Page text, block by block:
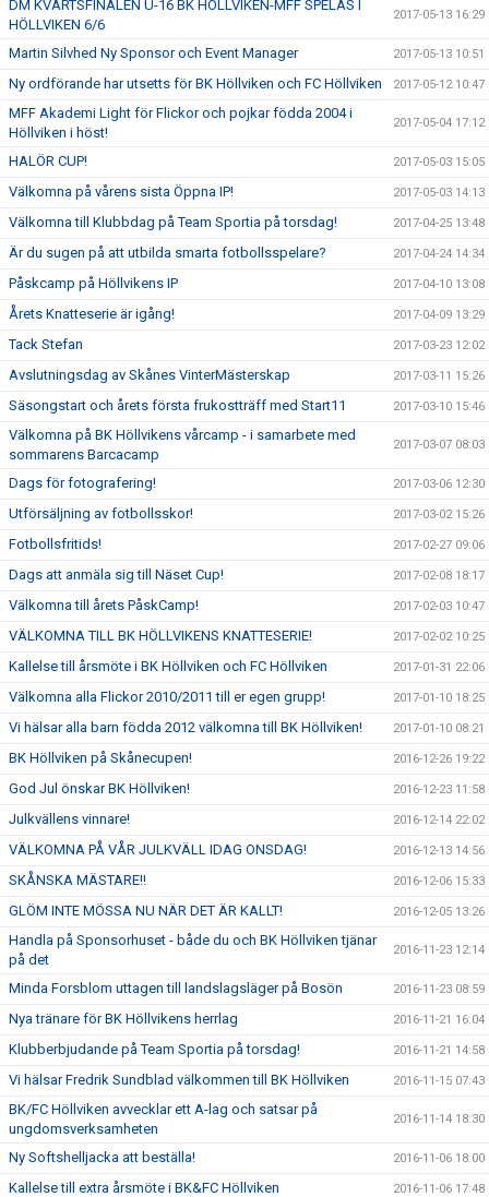
DM KVARTSFINALEN U-16 BK HÖLLVIKEN-MFF SPELAS I
HÖLLVIKEN 6/6
2017-05-13 16:29
Martin Silvhed Ny Sponsor och Event Manager 2017-05-13 10:51
Ny ordförande har utsetts för BK Höllviken och FC Höllviken 2017-05-12 10:47
MFF Akademi Light för Flickor och pojkar födda 2004 i
Höllviken i höst!
2017-05-04 17:12
HALÖR CUP! 2017-05-03 15:05
Välkomna på vårens sista Öppna IP! 2017-05-03 14:13
Välkomna till Klubbdag på Team Sportia på torsdag! 2017-04-25 13:48
Är du sugen på att utbilda smarta fotbollsspelare? 2017-04-24 14:34
Påskcamp på Höllvikens IP 2017-04-10 13:08
Årets Knatteserie är igång! 2017-04-09 13:29
Tack Stefan 2017-03-23 12:02
Avslutningsdag av Skånes VinterMästerskap 2017-03-11 15:26
Säsongstart och årets första frukostträff med Start11 2017-03-10 15:46
Välkomna på BK Höllvikens vårcamp - i samarbete med
sommarens Barcacamp
2017-03-07 08:03
Dags för fotografering! 2017-03-06 12:30
Utförsäljning av fotbollsskor! 2017-03-02 15:26
Fotbollsfritids! 2017-02-27 09:06
Dags att anmäla sig till Näset Cup! 2017-02-08 18:17
Välkomna till årets PåskCamp! 2017-02-03 10:47
VÄLKOMNA TILL BK HÖLLVIKENS KNATTESERIE! 2017-02-02 10:25
Kallelse till årsmöte i BK Höllviken och FC Höllviken 2017-01-31 22:06
Välkomna alla Flickor 2010/2011 till er egen grupp! 2017-01-10 18:25
Vi hälsar alla barn födda 2012 välkomna till BK Höllviken! 2017-01-10 08:21
BK Höllviken på Skånecupen! 2016-12-26 19:22
God Jul önskar BK Höllviken! 2016-12-23 11:58
Julkvällens vinnare! 2016-12-14 22:02
VÄLKOMNA PÅ VÅR JULKVÄLL IDAG ONSDAG! 2016-12-13 14:56
SKÅNSKA MÄSTARE!! 2016-12-06 15:33
GLÖM INTE MÖSSA NU NÄR DET ÄR KALLT! 2016-12-05 13:26
Handla på Sponsorhuset - både du och BK Höllviken tjänar
på det
2016-11-23 12:14
Minda Forsblom uttagen till landslagsläger på Bosön 2016-11-23 08:59
Nya tränare för BK Höllvikens herrlag 2016-11-21 16:04
Klubberbjudande på Team Sportia på torsdag! 2016-11-21 14:58
Vi hälsar Fredrik Sundblad välkommen till BK Höllviken 2016-11-15 07:43
BK/FC Höllviken avvecklar ett A-lag och satsar på
ungdomsverksamheten
2016-11-14 18:30
Ny Softshelljacka att beställa! 2016-11-06 18:00
Kallelse till extra årsmöte i BK&FC Höllviken 2016-11-06 17:48